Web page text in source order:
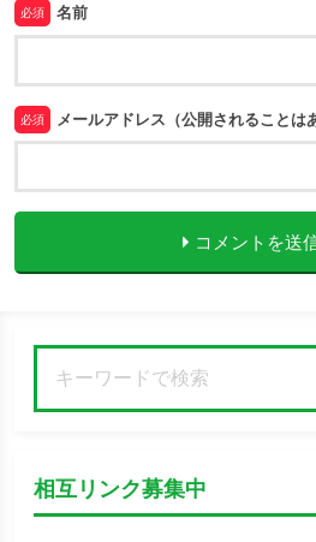
必須 名前
必須 メールアドレス（公開されることは
コメントを送
相互リンク募集中